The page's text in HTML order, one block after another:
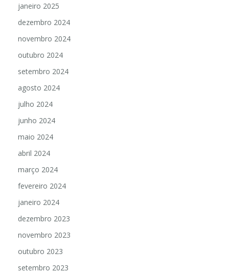
janeiro 2025
dezembro 2024
novembro 2024
outubro 2024
setembro 2024
agosto 2024
julho 2024
junho 2024
maio 2024
abril 2024
março 2024
fevereiro 2024
janeiro 2024
dezembro 2023
novembro 2023
outubro 2023
setembro 2023